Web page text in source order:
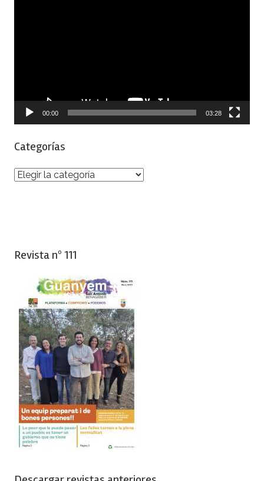
00:00 03:28
Categorías
Categorías
Revista nº 111